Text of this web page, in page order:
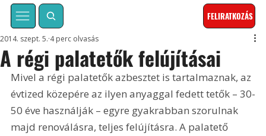
FELIRATKOZÁS
A régi palatetők felújításai
2014. szept. 5. 4 perc olvasás
Mivel a régi palatetők azbesztet is tartalmaznak, az
évtized közepére az ilyen anyaggal fedett tetők – 30-
50 éve használják – egyre gyakrabban szorulnak
majd renoválásra, teljes felújításra. A palatető